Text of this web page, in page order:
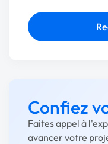
Confiez
Faites appel à
avancer votre